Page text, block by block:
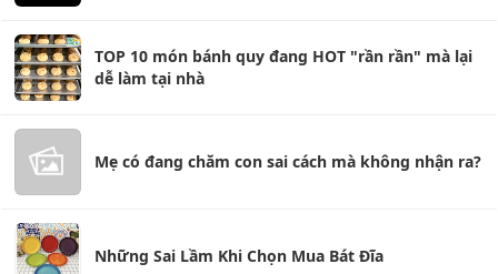
TOP 10 món bánh quy đang HOT "rần rần" mà lại
dễ làm tại nhà
Mẹ có đang chăm con sai cách mà không nhận ra?
Những Sai Lầm Khi Chọn Mua Bát Đĩa